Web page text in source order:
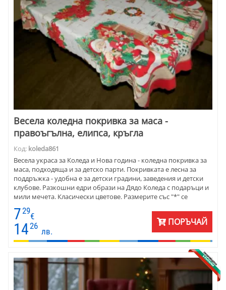
Весела коледна покривка за маса -
правоъгълна, елипса, кръгла
Код: koleda861
Весела украса за Коледа и Нова година - коледна покривка за
маса, подходяща и за детско парти. Покривката е лесна за
поддръжка - удобна е за детски градини, заведения и детски
клубове. Разкошни едри образи на Дядо Коледа с подаръци и
мили мечета. Класически цветове. Размерите със "*" се
изработват по поръчка и доставката е с по-дълъг срок.
729
€
1426
лв.
ПОРЪЧАЙ